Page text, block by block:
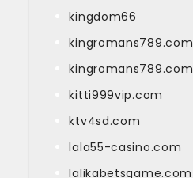
kingdom66
kingromans789.com
kingromans789.com
kitti999vip.com
ktv4sd.com
lala55-casino.com
lalikabetsgame.com